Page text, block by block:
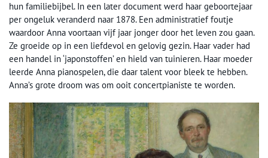
hun familiebijbel. In een later document werd haar geboortejaar
per ongeluk veranderd naar 1878. Een administratief foutje
waardoor Anna voortaan vijf jaar jonger door het leven zou gaan.
Ze groeide op in een liefdevol en gelovig gezin. Haar vader had
een handel in ‘japonstoffen’ en hield van tuinieren. Haar moeder
leerde Anna pianospelen, die daar talent voor bleek te hebben.
Anna’s grote droom was om ooit concertpianiste te worden.